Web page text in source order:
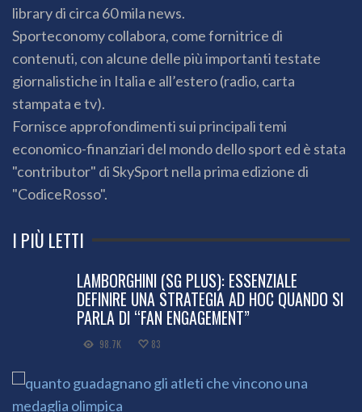
library di circa 60 mila news.
Sporteconomy collabora, come fornitrice di
contenuti, con alcune delle più importanti testate
giornalistiche in Italia e all’estero (radio, carta
stampata e tv).
Fornisce approfondimenti sui principali temi
economico-finanziari del mondo dello sport ed è stata
"contributor" di SkySport nella prima edizione di
"CodiceRosso".
I PIÙ LETTI
LAMBORGHINI (SG PLUS): ESSENZIALE
DEFINIRE UNA STRATEGIA AD HOC QUANDO SI
PARLA DI “FAN ENGAGEMENT”
98.7K 83